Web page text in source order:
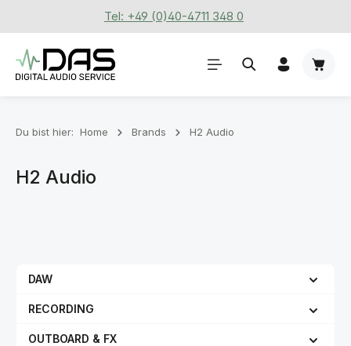
Zum Hauptinhalt springenTel: +49 (0)40-4711 348 0
Du bist hier: Home Brands H2 Audio
H2 Audio
DAW
RECORDING
OUTBOARD & FX